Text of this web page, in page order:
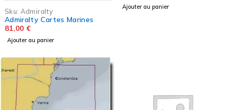
Sku: Admiralty
Admiralty Cartes Marines
81,00 €
Ajouter au panier
Ajouter au panier